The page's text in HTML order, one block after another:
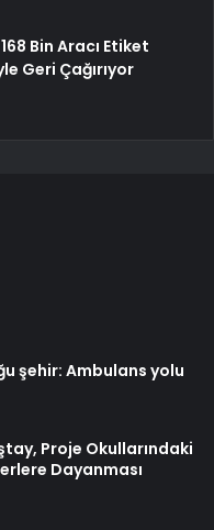
Bin Aracı Etiket
Geri Çağırıyor
şehir: Ambulans yolu
Proje Okullarındaki
Dayanması